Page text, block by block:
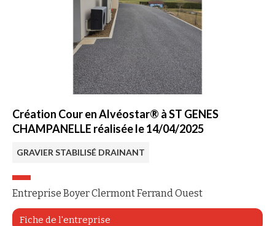
Création Cour en Alvéostar® à ST GENES
CHAMPANELLE réalisée le 14/04/2025
GRAVIER STABILISÉ DRAINANT
Entreprise Boyer Clermont Ferrand Ouest
Fiche de l'entreprise